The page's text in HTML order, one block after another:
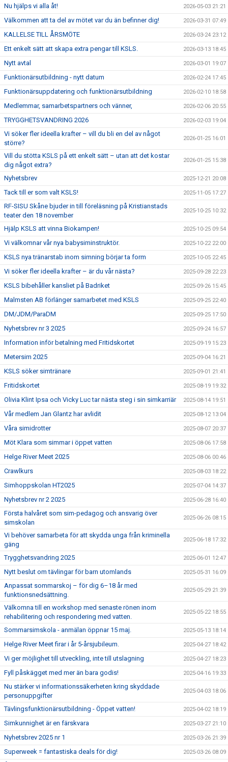
Nu hjälps vi alla åt! 2026-05-03 21:21
Välkommen att ta del av mötet var du än befinner dig! 2026-03-31 07:49
KALLELSE TILL ÅRSMÖTE 2026-03-24 23:12
Ett enkelt sätt att skapa extra pengar till KSLS. 2026-03-13 18:45
Nytt avtal 2026-03-01 19:07
Funktionärsutbildning - nytt datum 2026-02-24 17:45
Funktionärsuppdatering och funktionärsutbildning 2026-02-10 18:58
Medlemmar, samarbetspartners och vänner, 2026-02-06 20:55
TRYGGHETSVANDRING 2026 2026-02-03 19:04
Vi söker fler ideella krafter – vill du bli en del av något
större?
2026-01-25 16:01
Vill du stötta KSLS på ett enkelt sätt – utan att det kostar
dig något extra?
2026-01-25 15:38
Nyhetsbrev 2025-12-21 20:08
Tack till er som valt KSLS! 2025-11-05 17:27
RF-SISU Skåne bjuder in till föreläsning på Kristianstads
teater den 18 november
2025-10-25 10:32
Hjälp KSLS att vinna Biokampen! 2025-10-25 09:54
Vi välkomnar vår nya babysiminstruktör. 2025-10-22 22:00
KSLS nya tränarstab inom simning börjar ta form 2025-10-05 22:45
Vi söker fler ideella krafter – är du vår nästa? 2025-09-28 22:23
KSLS bibehåller kansliet på Badriket 2025-09-26 15:45
Malmsten AB förlänger samarbetet med KSLS 2025-09-25 22:40
DM/JDM/ParaDM 2025-09-25 17:50
Nyhetsbrev nr 3 2025 2025-09-24 16:57
Information inför betalning med Fritidskortet 2025-09-19 15:23
Metersim 2025 2025-09-04 16:21
KSLS söker simtränare 2025-09-01 21:41
Fritidskortet 2025-08-19 19:32
Olivia Klint Ipsa och Vicky Luc tar nästa steg i sin simkarriär 2025-08-14 19:51
Vår medlem Jan Glantz har avlidit 2025-08-12 13:04
Våra simidrotter 2025-08-07 20:37
Möt Klara som simmar i öppet vatten 2025-08-06 17:58
Helge River Meet 2025 2025-08-06 00:46
Crawlkurs 2025-08-03 18:22
Simhoppskolan HT2025 2025-07-04 14:37
Nyhetsbrev nr 2 2025 2025-06-28 16:40
Första halvåret som sim-pedagog och ansvarig över
simskolan
2025-06-26 08:15
Vi behöver samarbeta för att skydda unga från kriminella
gäng
2025-06-18 17:32
Trygghetsvandring 2025 2025-06-01 12:47
Nytt beslut om tävlingar för barn utomlands 2025-05-31 16:09
Anpassat sommarskoj – för dig 6–18 år med
funktionsnedsättning.
2025-05-29 21:39
Välkomna till en workshop med senaste rönen inom
rehabilitering och respondering med vatten.
2025-05-22 18:55
Sommarsimskola - anmälan öppnar 15 maj. 2025-05-13 18:14
Helge River Meet firar i år 5-årsjubileum. 2025-04-27 18:42
Vi ger möjlighet till utveckling, inte till utslagning 2025-04-27 18:23
Fyll påskägget med mer än bara godis! 2025-04-16 19:33
Nu stärker vi informationssäkerheten kring skyddade
personuppgifter
2025-04-03 18:06
Tävlingsfunktionärsutbildning - Öppet vatten! 2025-04-02 18:19
Simkunnighet är en färskvara 2025-03-27 21:10
Nyhetsbrev 2025 nr 1 2025-03-26 21:39
Superweek = fantastiska deals för dig! 2025-03-26 08:09